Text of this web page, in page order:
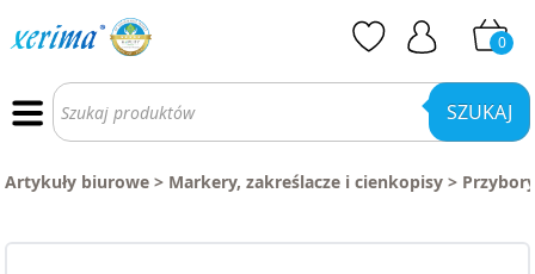
0
Wyszukiwarka
produktów SZUKAJ
Artykuły biurowe > Markery, zakreślacze i cienkopisy >